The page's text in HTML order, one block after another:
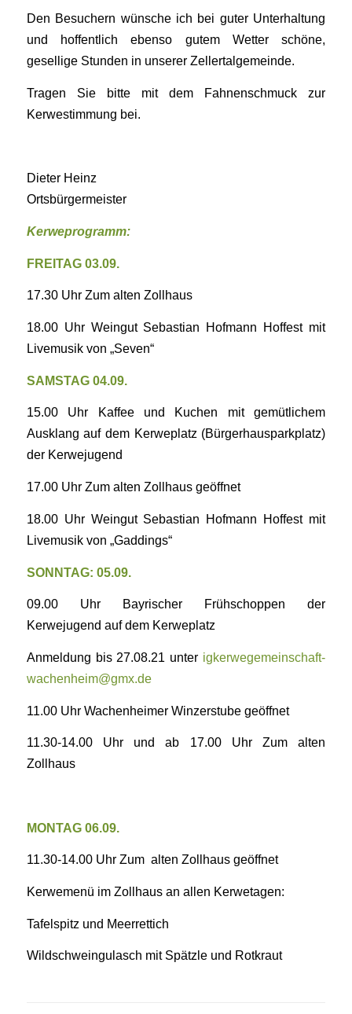
Den Besuchern wünsche ich bei guter Unterhaltung
und hoffentlich ebenso gutem Wetter schöne,
gesellige Stunden in unserer Zellertalgemeinde.
Tragen Sie bitte mit dem Fahnenschmuck zur
Kerwestimmung bei.
Dieter Heinz
Ortsbürgermeister
Kerweprogramm:
FREITAG 03.09.
17.30 Uhr Zum alten Zollhaus
18.00 Uhr Weingut Sebastian Hofmann Hoffest mit
Livemusik von „Seven“
SAMSTAG 04.09.
15.00 Uhr Kaffee und Kuchen mit gemütlichem
Ausklang auf dem Kerweplatz (Bürgerhausparkplatz)
der Kerwejugend
17.00 Uhr Zum alten Zollhaus geöffnet
18.00 Uhr Weingut Sebastian Hofmann Hoffest mit
Livemusik von „Gaddings“
SONNTAG: 05.09.
09.00 Uhr Bayrischer Frühschoppen der
Kerwejugend auf dem Kerweplatz
Anmeldung bis 27.08.21 unter igkerwegemeinschaft-
wachenheim@gmx.de
11.00 Uhr Wachenheimer Winzerstube geöffnet
11.30-14.00 Uhr und ab 17.00 Uhr Zum alten
Zollhaus
MONTAG 06.09.
11.30-14.00 Uhr Zum alten Zollhaus geöffnet
Kerwemenü im Zollhaus an allen Kerwetagen:
Tafelspitz und Meerrettich
Wildschweingulasch mit Spätzle und Rotkraut